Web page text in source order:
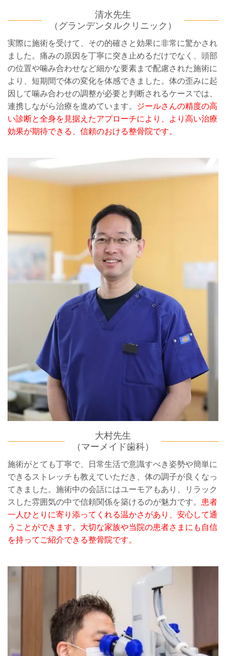
清水先生
（グランデンタルクリニック）
実際に施術を受けて、その的確さと効果に非常に驚かされ
ました。痛みの原因を丁寧に突き止めるだけでなく、頭部
の位置や噛み合わせなど細かな要素まで配慮された施術に
より、短期間で体の変化を体感できました。体の歪みに起
因して噛み合わせの調整が必要と判断されるケースでは、
連携しながら治療を進めています。
ジールさんの精度の高
い診断と全身を見据えたアプローチにより、より高い治療
効果が期待できる、信頼のおける整骨院です。
大村先生
（マーメイド歯科）
施術がとても丁寧で、日常生活で意識すべき姿勢や簡単に
できるストレッチも教えていただき、体の調子が良くなっ
てきました。施術中の会話にはユーモアもあり、リラック
スした雰囲気の中で信頼関係を築けるのが魅力です。 患者
一人ひとりに寄り添ってくれる温かさがあり、安心して通
うことができます。大切な家族や当院の患者さまにも自信
を持ってご紹介できる整骨院です。